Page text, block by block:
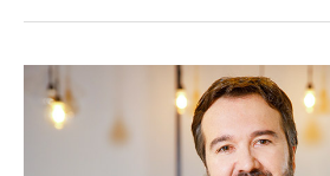
VR
lança
super
app